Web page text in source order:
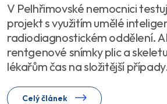
V Pelhřimovské nemocnici
projekt s využitím umělé
radiodiagnostickém oddělení.
rentgenové snímky plic a
lékařům čas na složitější
Celý článek